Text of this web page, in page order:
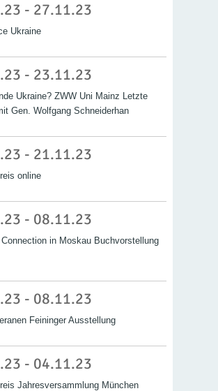
- 27.11.23
Ukraine
- 23.11.23
Ukraine? ZWW Uni Mainz Letzte
Gen. Wolfgang Schneiderhan
- 21.11.23
online
- 08.11.23
in Moskau Buchvorstellung
- 08.11.23
Feininger Ausstellung
- 04.11.23
Jahresversammlung München